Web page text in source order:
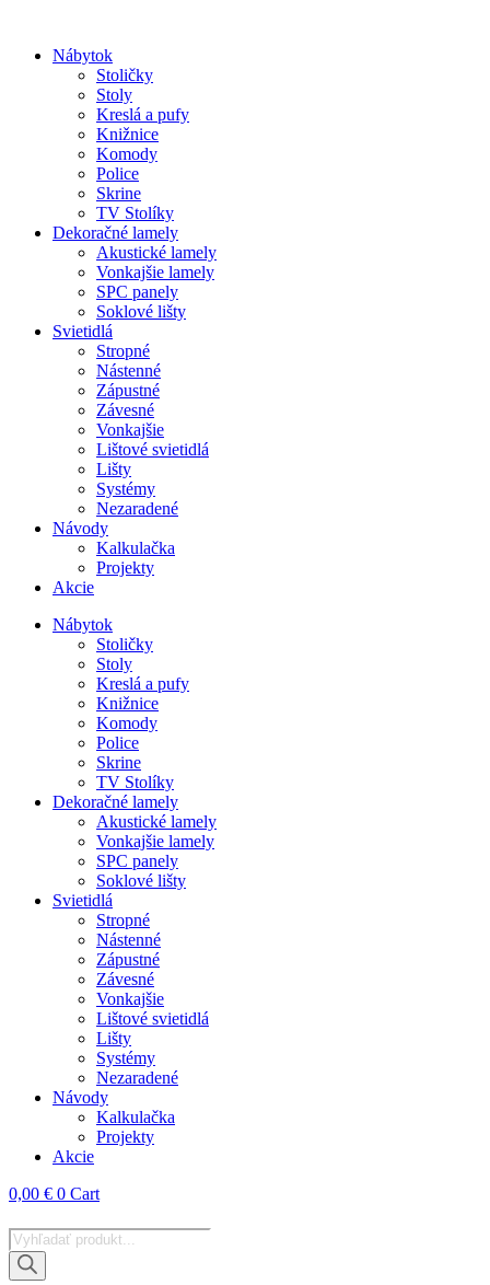
obsah
Nábytok
Stoličky
Stoly
Kreslá a pufy
Knižnice
Komody
Police
Skrine
TV Stolíky
Dekoračné lamely
Akustické lamely
Vonkajšie lamely
SPC panely
Soklové lišty
Svietidlá
Stropné
Nástenné
Zápustné
Závesné
Vonkajšie
Lištové svietidlá
Lišty
Systémy
Nezaradené
Návody
Kalkulačka
Projekty
Akcie
Nábytok
Stoličky
Stoly
Kreslá a pufy
Knižnice
Komody
Police
Skrine
TV Stolíky
Dekoračné lamely
Akustické lamely
Vonkajšie lamely
SPC panely
Soklové lišty
Svietidlá
Stropné
Nástenné
Zápustné
Závesné
Vonkajšie
Lištové svietidlá
Lišty
Systémy
Nezaradené
Návody
Kalkulačka
Projekty
Akcie
0,00 € 0 Cart
Products
search